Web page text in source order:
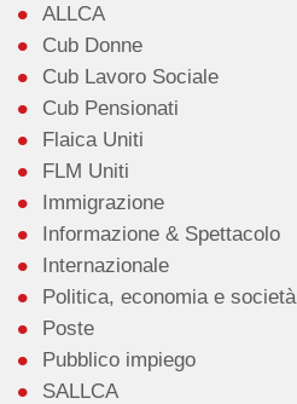
ALLCA
Cub Donne
Cub Lavoro Sociale
Cub Pensionati
Flaica Uniti
FLM Uniti
Immigrazione
Informazione & Spettacolo
Internazionale
Politica, economia e società
Poste
Pubblico impiego
SALLCA